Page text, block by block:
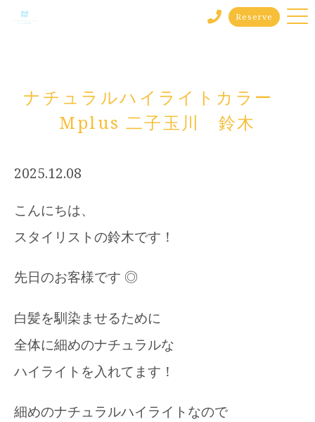
Reserve
ナチュラルハイライトカラー
Mplus 二子玉川 鈴木
2025.12.08
こんにちは、
スタイリストの鈴木です！
先日のお客様です ◎
白髪を馴染ませるために
全体に細めのナチュラルな
ハイライトを入れてます！
細めのナチュラルハイライトなので